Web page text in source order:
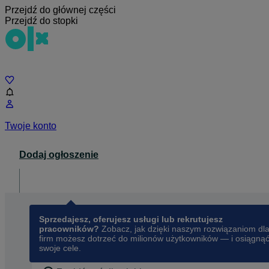
Przejdź do głównej części
Przejdź do stopki
Twoje konto
Dodaj ogłoszenie
Sprzedajesz, oferujesz usługi lub rekrutujesz
pracowników? Zobacz, jak dzięki naszym rozwiązaniom dla
firm możesz dotrzeć do milionów użytkowników — i osiągnąć
swoje cele.